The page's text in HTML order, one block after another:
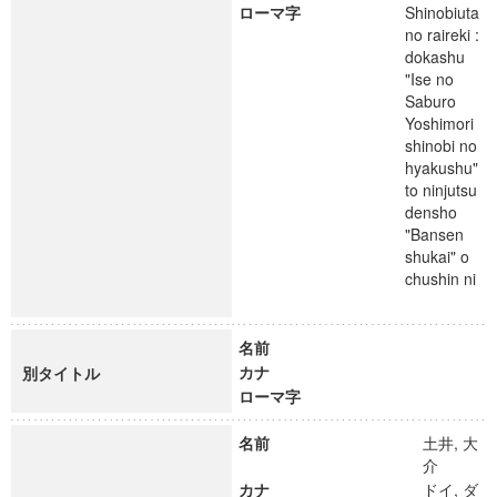
ローマ字
Shinobiuta
no raireki :
dokashu
"Ise no
Saburo
Yoshimori
shinobi no
hyakushu"
to ninjutsu
densho
"Bansen
shukai" o
chushin ni
別タイトル
名前
カナ
ローマ字
名前
土井, 大
介
カナ
ドイ, ダ